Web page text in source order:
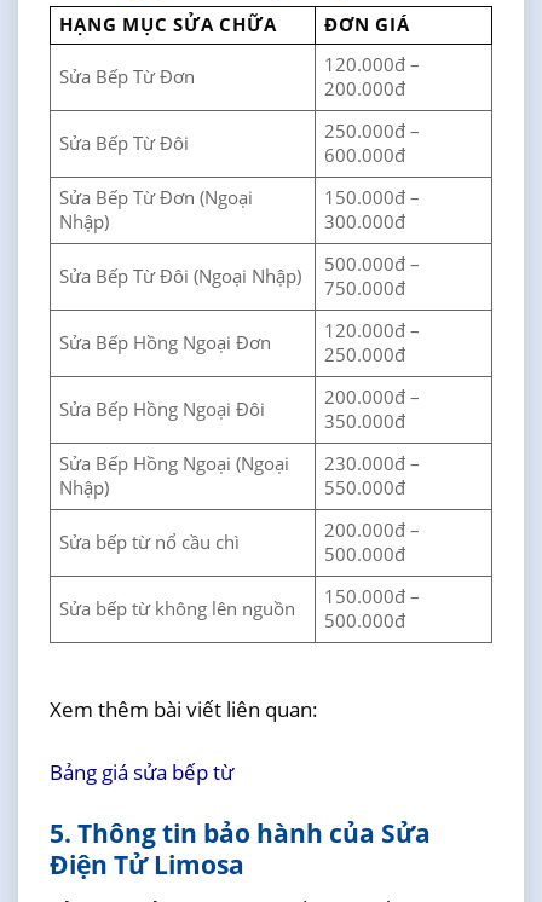
HẠNG MỤC SỬA CHỮA ĐƠN GIÁ
Sửa Bếp Từ Đơn
120.000đ –
200.000đ
Sửa Bếp Từ Đôi
250.000đ –
600.000đ
Sửa Bếp Từ Đơn (Ngoại
Nhập)
150.000đ –
300.000đ
Sửa Bếp Từ Đôi (Ngoại Nhập)
500.000đ –
750.000đ
Sửa Bếp Hồng Ngoại Đơn
120.000đ –
250.000đ
Sửa Bếp Hồng Ngoại Đôi
200.000đ –
350.000đ
Sửa Bếp Hồng Ngoại (Ngoại
Nhập)
230.000đ –
550.000đ
Sửa bếp từ nổ cầu chì
200.000đ –
500.000đ
Sửa bếp từ không lên nguồn
150.000đ –
500.000đ
Xem thêm bài viết liên quan:
Bảng giá sửa bếp từ
5. Thông tin bảo hành của Sửa
Điện Tử Limosa